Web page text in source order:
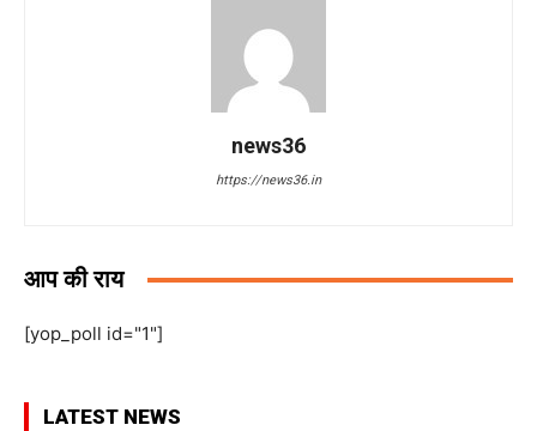
news36
https://news36.in
आप की राय
[yop_poll id="1"]
LATEST NEWS